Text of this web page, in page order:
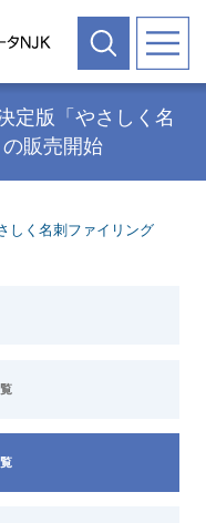
定版「やさしく名
販売開始
しく名刺ファイリング